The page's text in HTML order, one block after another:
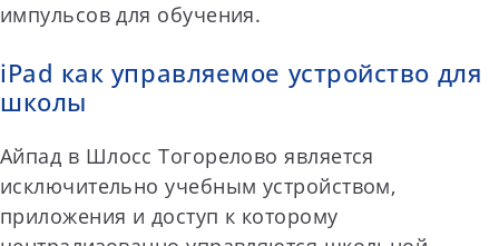
импульсов для обучения.
iPad как управляемое устройство для
школы
Айпад в Шлосс Тогорелово является
исключительно учебным устройством,
приложения и доступ к которому